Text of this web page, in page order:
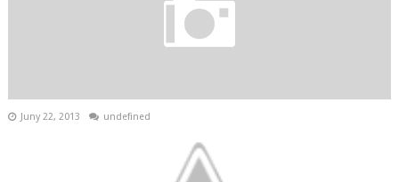
Juny 22, 2013 undefined